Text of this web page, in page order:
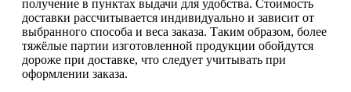
получение в пунктах выдачи для удобства. Стоимость
доставки рассчитывается индивидуально и зависит от
выбранного способа и веса заказа. Таким образом, более
тяжёлые партии изготовленной продукции обойдутся
дороже при доставке, что следует учитывать при
оформлении заказа.